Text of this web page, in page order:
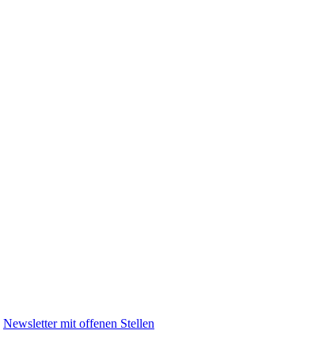
Newsletter mit offenen Stellen